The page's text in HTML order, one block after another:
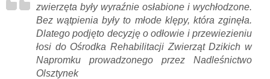
zwierzęta były wyraźnie osłabione i wychłodzone.
Bez wątpienia były to młode klępy, która zginęła.
Dlatego podjęto decyzję o odłowie i przewiezieniu
łosi do Ośrodka Rehabilitacji Zwierząt Dzikich w
Napromku prowadzonego przez Nadleśnictwo
Olsztynek